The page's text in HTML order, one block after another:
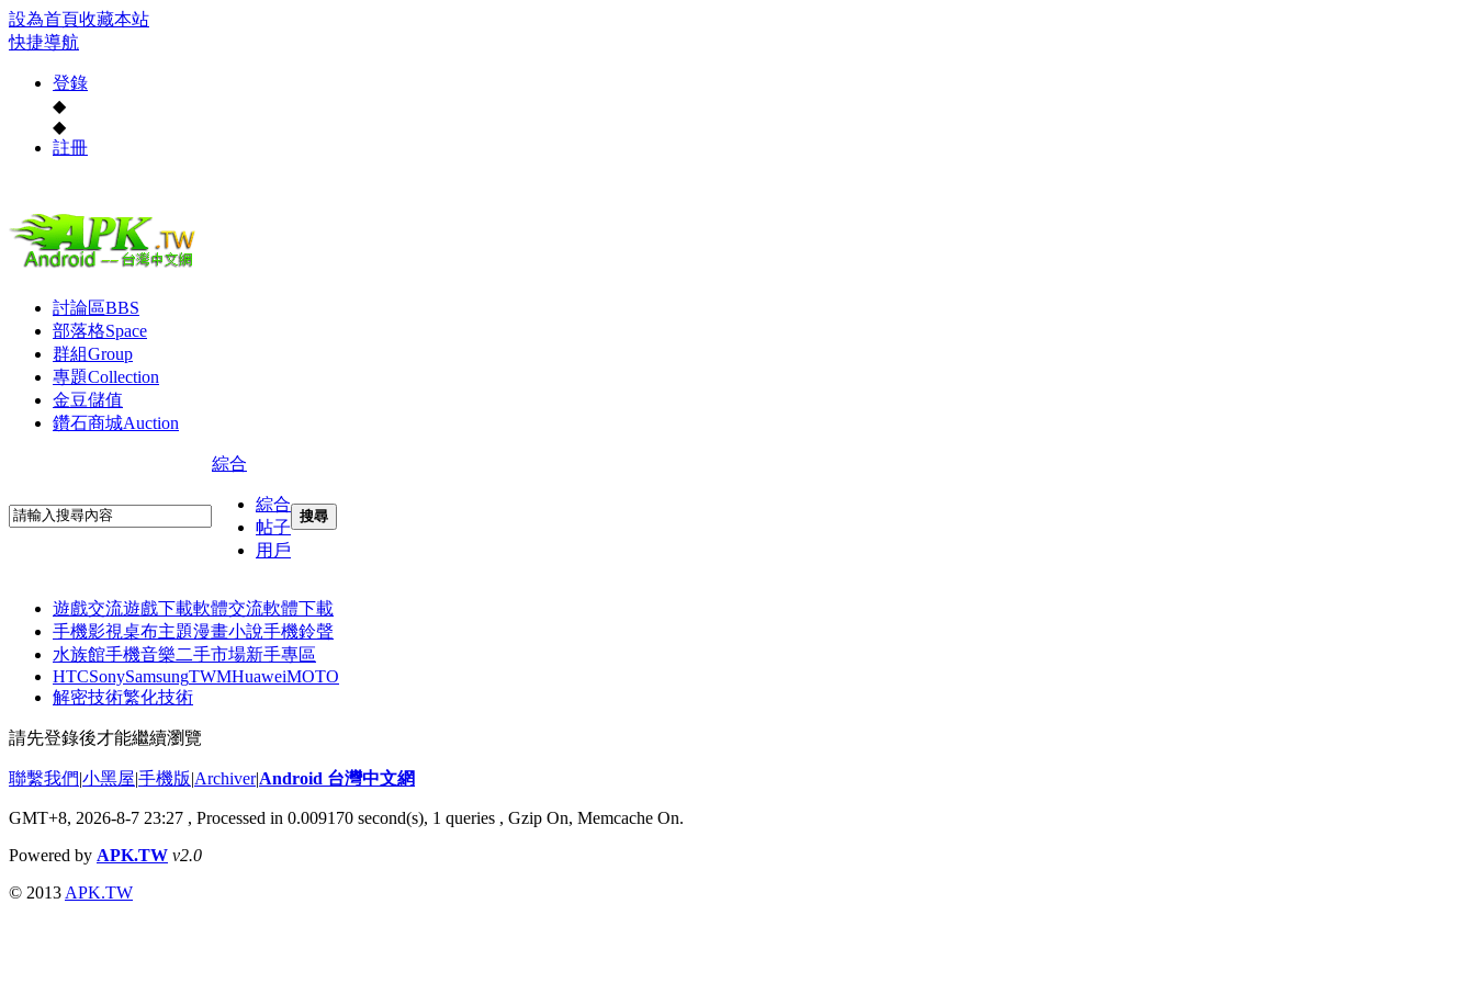
設為首頁收藏本站
快捷導航
登錄
◆
◆
註冊
討論區BBS
部落格Space
群組Group
專題Collection
金豆儲值
鑽石商城Auction
綜合
綜合
帖子
用戶
搜尋
遊戲交流遊戲下載軟體交流軟體下載
手機影視桌布主題漫畫小說手機鈴聲
水族館手機音樂二手市場新手專區
HTCSonySamsungTWMHuaweiMOTO
解密技術繁化技術
請先登錄後才能繼續瀏覽
聯繫我們|小黑屋|手機版|Archiver|Android 台灣中文網
GMT+8, 2026-8-7 23:27 , Processed in 0.009170 second(s), 1 queries , Gzip On, Memcache On.
Powered by APK.TW v2.0
© 2013 APK.TW